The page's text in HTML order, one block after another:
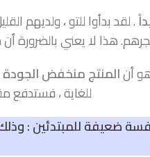
. لقد بدأوا للتو ، ولديهم
هذا لا يعني بالضرورة
أنالمنتج منخفض الجودة
للغاية ، فستدفع
ضعيفة للمبتدئين: